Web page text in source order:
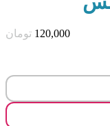
120,000 تومان